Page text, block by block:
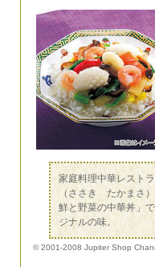
家庭料理中華レスト
（ささき たかまさ）
鮮と野菜の中華丼」
ジナルの味。
© 2001-2008 Jupiter Shop